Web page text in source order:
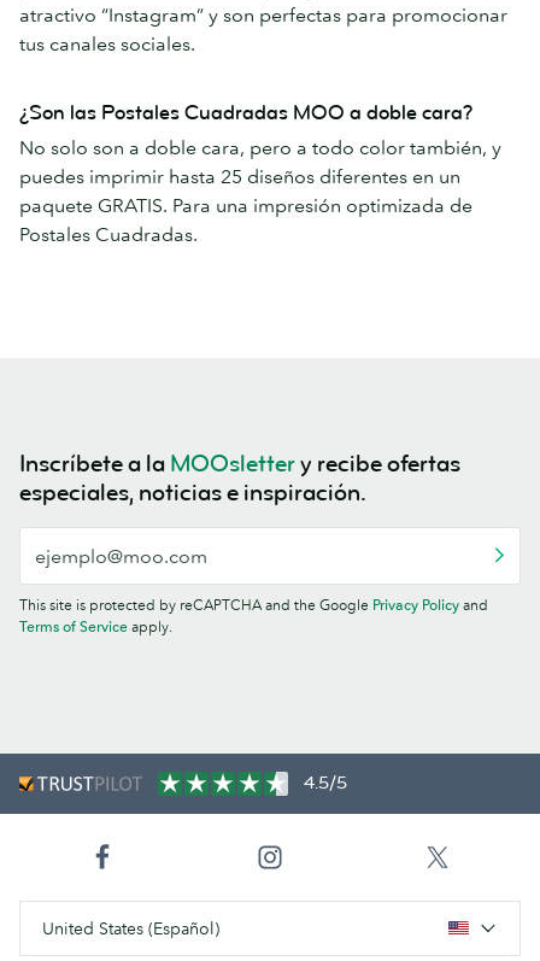
atractivo “Instagram” y son perfectas para promocionar
tus canales sociales.
¿Son las Postales Cuadradas MOO a doble cara?
No solo son a doble cara, pero a todo color también, y
puedes imprimir hasta 25 diseños diferentes en un
paquete GRATIS. Para una impresión optimizada de
Postales Cuadradas.
Inscríbete a la MOOslettery recibe ofertas
especiales, noticias e inspiración.
This site is protected by reCAPTCHA and the Google Privacy Policy and
Terms of Service apply.
4.5/5
United States (Español)